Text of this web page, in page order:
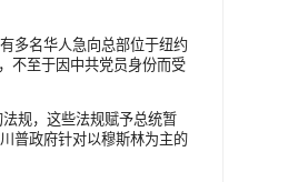
多名华人急向总部位于纽约
不至于因中共党员身份而受
规，这些法规赋予总统暂
普政府针对以穆斯林为主的